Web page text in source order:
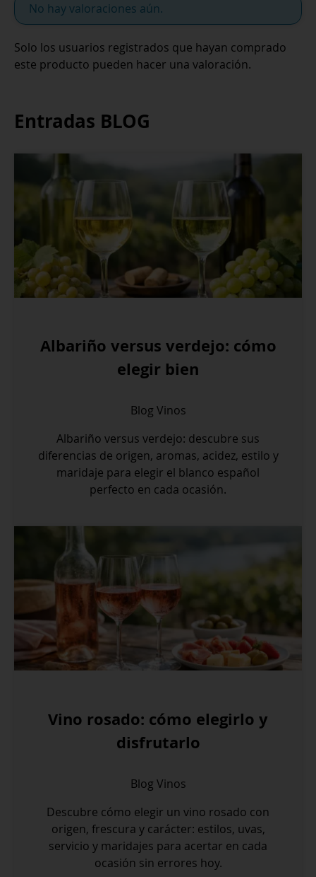
No hay valoraciones aún.
Solo los usuarios registrados que hayan comprado
este producto pueden hacer una valoración.
Entradas BLOG
Albariño versus verdejo: cómo
elegir bien
Blog Vinos
Albariño versus verdejo: descubre sus
diferencias de origen, aromas, acidez, estilo y
maridaje para elegir el blanco español
perfecto en cada ocasión.
Vino rosado: cómo elegirlo y
disfrutarlo
Blog Vinos
Descubre cómo elegir un vino rosado con
origen, frescura y carácter: estilos, uvas,
servicio y maridajes para acertar en cada
ocasión sin errores hoy.